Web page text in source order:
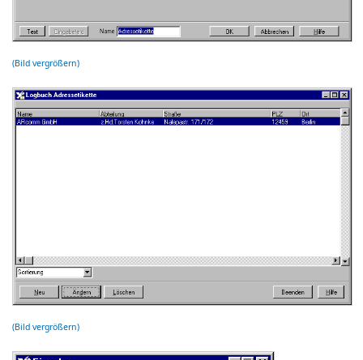
(Bild vergrößern)
(Bild vergrößern)